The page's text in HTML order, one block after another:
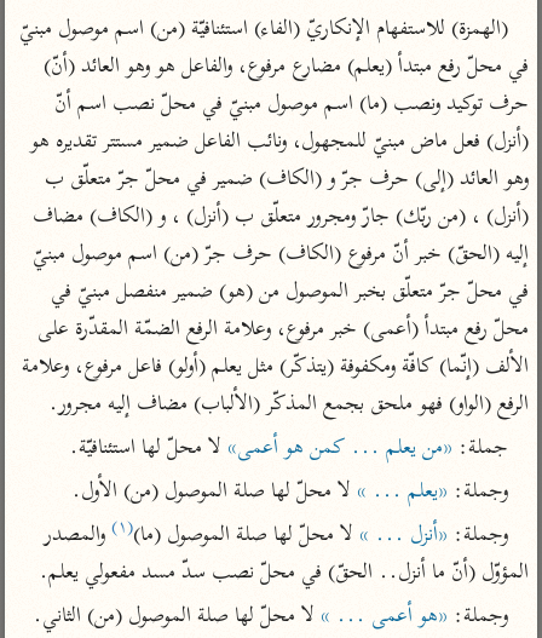
جمع الأقوال
تفسير ابن الجوزي
تفسير الماوردي
منتقاة
تفسير ابن القيم
تفسير ابن تيمية
عامّة
تفسير السمعاني
تفسير مكّي
محاسن التأويل
للقاسمي
تفسير الثعالبي
تفسير السمرقندي
تفسير الثعلبي
تفسير الرازي
أخرى
أضواء البيان
نظم الدرر للبقاعي
لغة وبلاغة
التحرير والتنوير
المحرر الوجيز لابن
عطية
البحر المحيط لأبي
حيان
البسيط للواحدي
تفسير أبي السعود
الكشاف للزمخشري
تفسير ابن عثيمين
مركَّزة العبارة
تفسير الجلالين
جامع البيان للإيجي
تفسير البيضاوي
تفسير النسفي
الوجيز للواحدي
تفسير ابن أبي زمنين
آثار
موسوعة التفسير
المأثور
الدر المنثور
تفسير ابن أبي حاتم
(أنزل) فعل ماض مبنيّ للمجهول، ونائب الفاعل ضمير مستتر تقديره هو
الرفع (الواو) فهو ملحق بجمع المذكّر (الألباب) مضاف إليه مجرور.
جملة: «من يعلم ... كمن هو أعمى» لا محلّ لها استئنافيّة.
وجملة: «يعلم ... » لا محلّ لها صلة الموصول (من) الأول.
وجملة: «أنزل ... » لا محلّ لها صلة الموصول (ما)(١)
والمصدر
المؤوّل (أنّ ما أنزل.. الحقّ) في محلّ نصب سدّ مسد مفعولي يعلم.
وجملة: «هو أعمى ... » لا محلّ لها صلة الموصول (من) الثاني.